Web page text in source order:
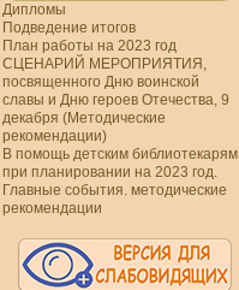
Дипломы
Подведение итогов
План работы на 2023 год
СЦЕНАРИЙ МЕРОПРИЯТИЯ,
посвященного Дню воинской
славы и Дню героев Отечества, 9
декабря (Методические
рекомендации)
В помощь детским библиотекарям
при планировании на 2023 год.
Главные события. методические
рекомендации